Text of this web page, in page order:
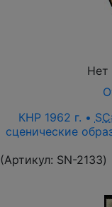
Нет
КНР 1962 г. •
сценические
(Артикул: SN-2133)